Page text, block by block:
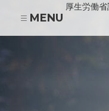
厚生労働
MENU